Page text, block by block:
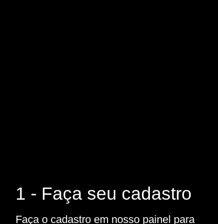
1 - Faça seu cadastro
Faça o cadastro em nosso painel para